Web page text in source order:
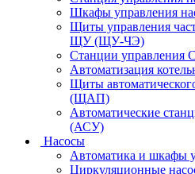
Шкафы управления
Щиты управления
ЩУ (ЩУ-ЧЭ)
Станции
Автоматизация
Щиты
(ЩАП)
Автоматические
(АСУ)
Насосы
Автоматика и шкафы
Циркуляционные